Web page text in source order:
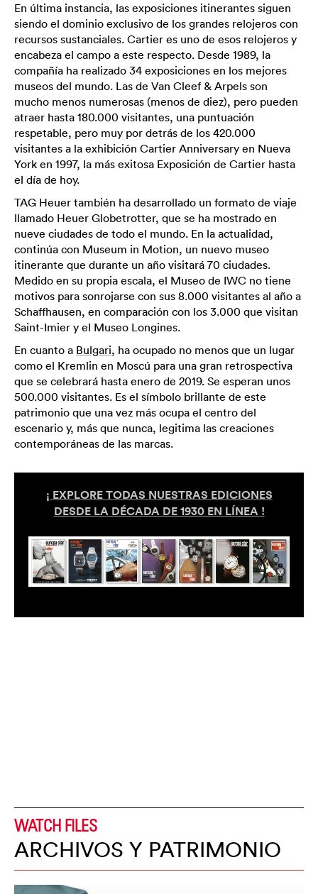
En última instancia, las exposiciones itinerantes siguen
siendo el dominio exclusivo de los grandes relojeros con
recursos sustanciales. Cartier es uno de esos relojeros y
encabeza el campo a este respecto. Desde 1989, la
compañía ha realizado 34 exposiciones en los mejores
museos del mundo. Las de Van Cleef & Arpels son
mucho menos numerosas (menos de diez), pero pueden
atraer hasta 180.000 visitantes, una puntuación
respetable, pero muy por detrás de los 420.000
visitantes a la exhibición Cartier Anniversary en Nueva
York en 1997, la más exitosa Exposición de Cartier hasta
el día de hoy.
TAG Heuer también ha desarrollado un formato de viaje
llamado Heuer Globetrotter, que se ha mostrado en
nueve ciudades de todo el mundo. En la actualidad,
continúa con Museum in Motion, un nuevo museo
itinerante que durante un año visitará 70 ciudades.
Medido en su propia escala, el Museo de IWC no tiene
motivos para sonrojarse con sus 8.000 visitantes al año a
Schaffhausen, en comparación con los 3.000 que visitan
Saint-Imier y el Museo Longines.
En cuanto a Bulgari, ha ocupado no menos que un lugar
como el Kremlin en Moscú para una gran retrospectiva
que se celebrará hasta enero de 2019. Se esperan unos
500.000 visitantes. Es el símbolo brillante de este
patrimonio que una vez más ocupa el centro del
escenario y, más que nunca, legitima las creaciones
contemporáneas de las marcas.
¡ EXPLORE TODAS NUESTRAS EDICIONES
DESDE LA DÉCADA DE 1930 EN LÍNEA !
WATCH FILES
ARCHIVOS Y PATRIMONIO